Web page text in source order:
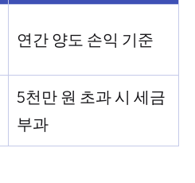
연간 양도 손익 기준
5천만 원 초과 시 세금
부과